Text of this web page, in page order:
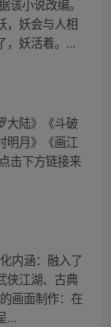
该小说改编。
，妖会与人相
，妖活着。...
大陆》《斗破
明月》《画江
击下方链接来
内涵：融入了
侠江湖、古典
画面制作：在
...